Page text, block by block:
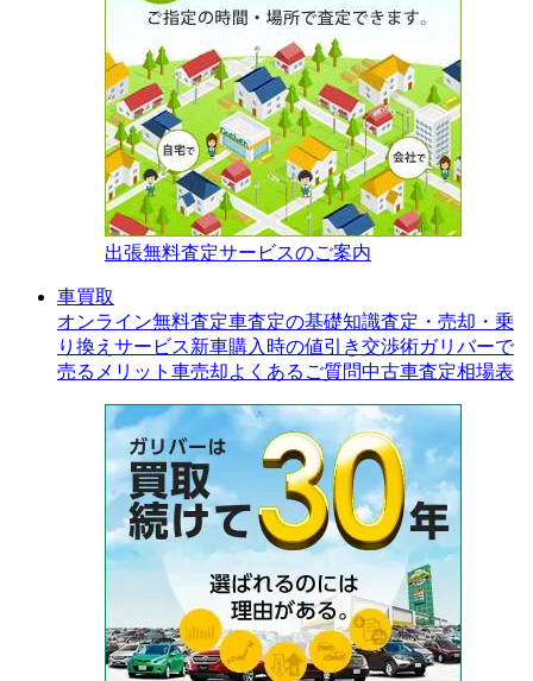
出張無料査定サービスのご案内
車買取
オンライン無料査定車査定の基礎知識査定・売却・乗
り換えサービス新車購入時の値引き交渉術ガリバーで
売るメリット 車売却よくあるご質問中古車査定相場表